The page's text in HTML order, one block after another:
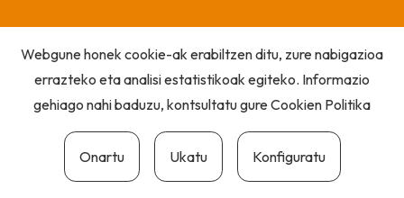
Webgune honek cookie-ak erabiltzen ditu, zure nabigazioa
errazteko eta analisi estatistikoak egiteko. Informazio
gehiago nahi baduzu, kontsultatu gureCookien Politika
Onartu Ukatu Konfiguratu